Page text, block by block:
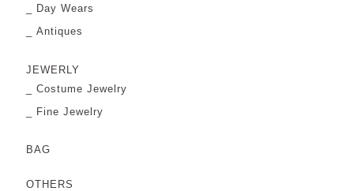
Day Wears
Antiques
JEWERLY
Costume Jewelry
Fine Jewelry
BAG
OTHERS